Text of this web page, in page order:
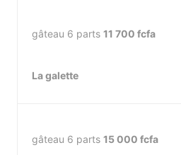
gâteau 6 parts 11 700 fcfa
La galette
gâteau 6 parts 15 000 fcfa